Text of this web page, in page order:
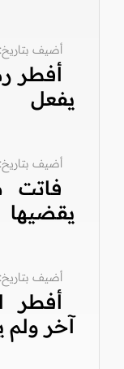
أضيف بتاريخ: 23-07-2012
أفطر
يفعل
أضيف بتاريخ: 15-07-2012
فاتت
يقضيها
أضيف بتاريخ: 23-07-2012
أفطر
آخر